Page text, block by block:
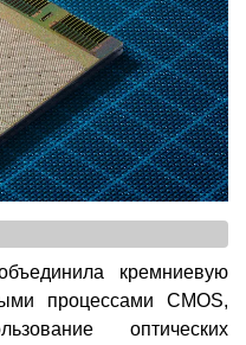
кремниевую
процессами CMOS,
оптических